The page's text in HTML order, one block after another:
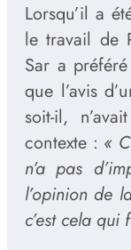
Lorsqu’il a
le travail de
Sar a
que l’avis
soit-il,
contexte : «
n’a pas
l’opinion de
c’est cela